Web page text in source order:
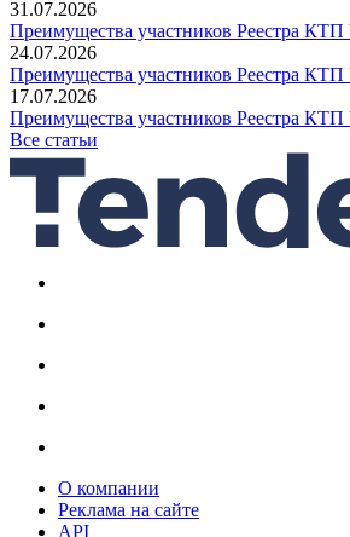
31.07.2026
Преимущества участников Реестра
24.07.2026
Преимущества участников Реестра
17.07.2026
Преимущества участников Реестра
Все статьи
О компании
Реклама на сайте
API